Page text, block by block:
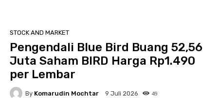
STOCK AND MARKET
Pengendali Blue Bird Buang 52,56
Juta Saham BIRD Harga Rp1.490
per Lembar
By Komarudin Mochtar 9 Juli 2026 49